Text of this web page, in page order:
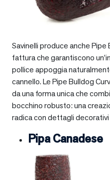
Savinelli produce anche Pipe
fattura che garantiscono
pollice appoggia
cannello. Le Pipe Bulldog
da una forma unica che
bocchino robusto: una
radica con dettagli
Pipa Canadese